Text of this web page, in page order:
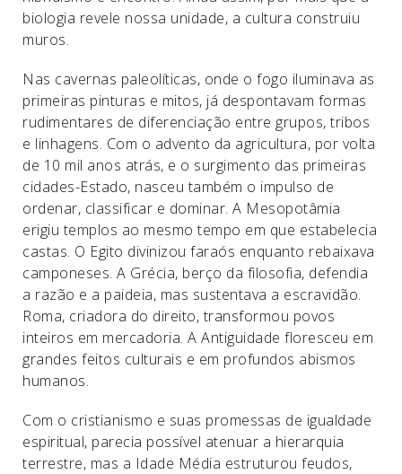
biologia revele nossa unidade, a cultura construiu
muros.
Nas cavernas paleolíticas, onde o fogo iluminava as
primeiras pinturas e mitos, já despontavam formas
rudimentares de diferenciação entre grupos, tribos
e linhagens. Com o advento da agricultura, por volta
de 10 mil anos atrás, e o surgimento das primeiras
cidades-Estado, nasceu também o impulso de
ordenar, classificar e dominar. A Mesopotâmia
erigiu templos ao mesmo tempo em que estabelecia
castas. O Egito divinizou faraós enquanto rebaixava
camponeses. A Grécia, berço da filosofia, defendia
a razão e a paideia, mas sustentava a escravidão.
Roma, criadora do direito, transformou povos
inteiros em mercadoria. A Antiguidade floresceu em
grandes feitos culturais e em profundos abismos
humanos.
Com o cristianismo e suas promessas de igualdade
espiritual, parecia possível atenuar a hierarquia
terrestre, mas a Idade Média estruturou feudos,